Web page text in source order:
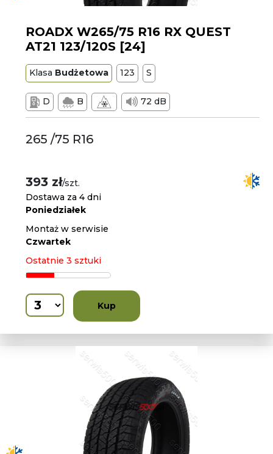
ROADX W265/75 R16 RX QUEST
AT21 123/120S [24]
Klasa Budżetowa 123 S
D B 72 dB
265 /75 R16
393 zł/szt.
Dostawa za 4 dni
Poniedziałek
Montaż w serwisie
Czwartek
Ostatnie 3 sztuki
Kup